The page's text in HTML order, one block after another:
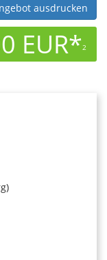
ausdrucken
EUR*2